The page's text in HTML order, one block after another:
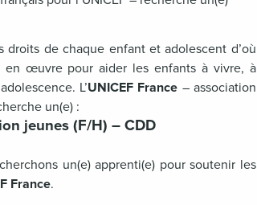
droits de chaque enfant et adolescent d’où
en œuvre pour aider les enfants à vivre, à
L’UNICEF France – association
un(e) :
jeunes (F/H) – CDD
un(e) apprenti(e) pour soutenir les
France.